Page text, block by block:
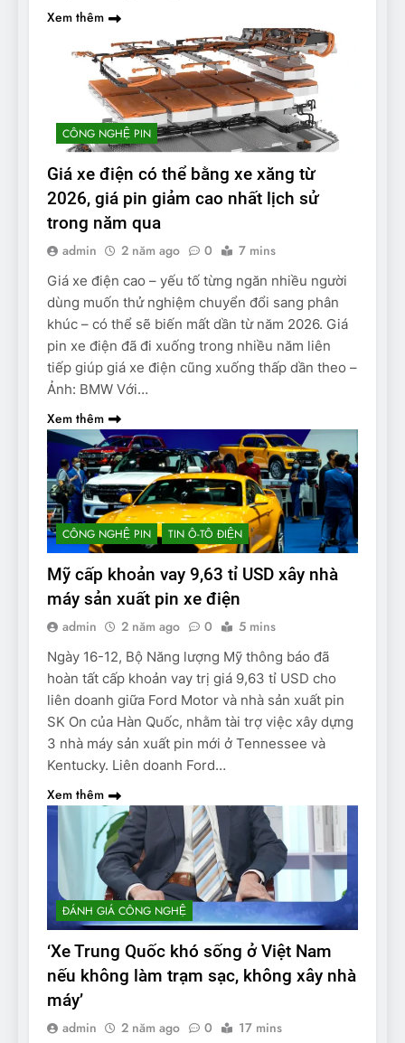
Xem thêm
CÔNG NGHỆ PIN
Giá xe điện có thể bằng xe xăng từ
2026, giá pin giảm cao nhất lịch sử
trong năm qua
admin 2 năm ago 0 7 mins
Giá xe điện cao – yếu tố từng ngăn nhiều người
dùng muốn thử nghiệm chuyển đổi sang phân
khúc – có thể sẽ biến mất dần từ năm 2026. Giá
pin xe điện đã đi xuống trong nhiều năm liên
tiếp giúp giá xe điện cũng xuống thấp dần theo –
Ảnh: BMW Với…
Xem thêm
CÔNG NGHỆ PIN TIN Ô-TÔ ĐIỆN
Mỹ cấp khoản vay 9,63 tỉ USD xây nhà
máy sản xuất pin xe điện
admin 2 năm ago 0 5 mins
Ngày 16-12, Bộ Năng lượng Mỹ thông báo đã
hoàn tất cấp khoản vay trị giá 9,63 tỉ USD cho
liên doanh giữa Ford Motor và nhà sản xuất pin
SK On của Hàn Quốc, nhằm tài trợ việc xây dựng
3 nhà máy sản xuất pin mới ở Tennessee và
Kentucky. Liên doanh Ford…
Xem thêm
ĐÁNH GIÁ CÔNG NGHỆ
‘Xe Trung Quốc khó sống ở Việt Nam
nếu không làm trạm sạc, không xây nhà
máy’
admin 2 năm ago 0 17 mins